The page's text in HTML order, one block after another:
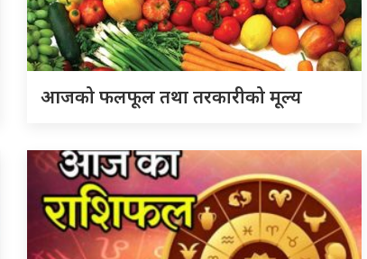
आजको फलफूल तथा तरकारीको मूल्य